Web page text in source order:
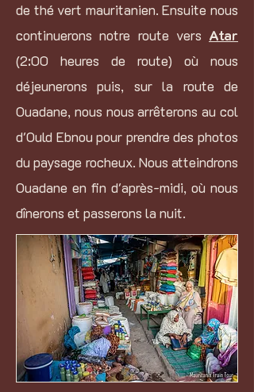
de thé vert mauritanien. Ensuite nous
continuerons notre route vers Atar
(2:00 heures de route) où nous
déjeunerons puis, sur la route de
Ouadane, nous nous arrêterons au col
d'Ould Ebnou pour prendre des photos
du paysage rocheux. Nous atteindrons
Ouadane en fin d'après-midi, où nous
dînerons et passerons la nuit.